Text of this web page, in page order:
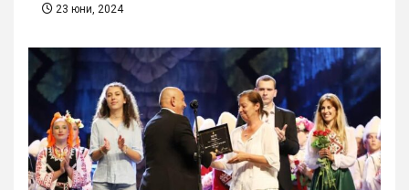
23 юни, 2024